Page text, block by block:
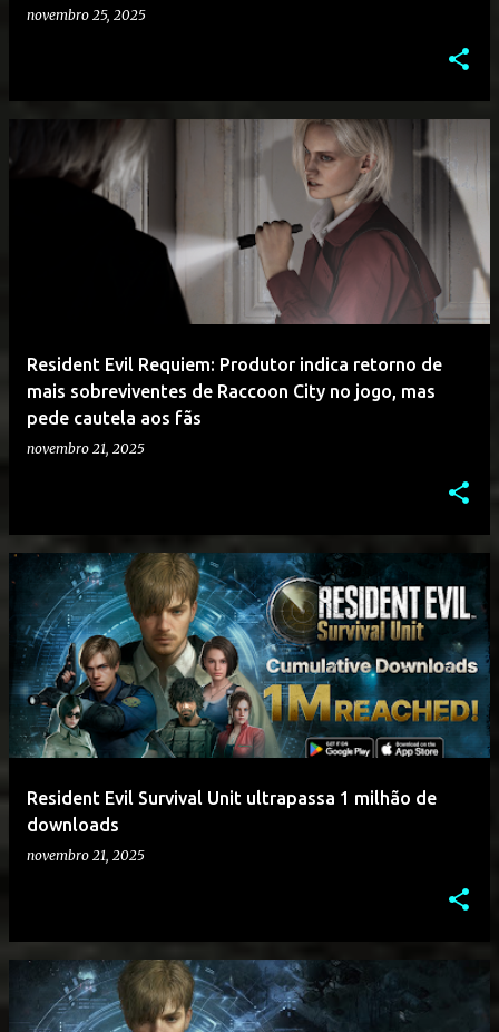
novembro 25, 2025
Resident Evil Requiem: Produtor indica retorno de
mais sobreviventes de Raccoon City no jogo, mas
pede cautela aos fãs
novembro 21, 2025
Resident Evil Survival Unit ultrapassa 1 milhão de
downloads
novembro 21, 2025